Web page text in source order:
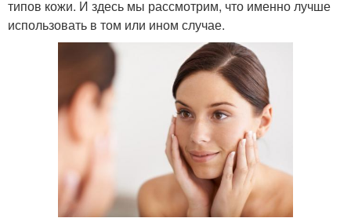
типов кожи. И здесь мы рассмотрим, что именно лучше
использовать в том или ином случае.